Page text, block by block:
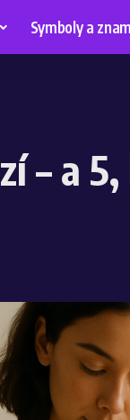
Symboly a
– a